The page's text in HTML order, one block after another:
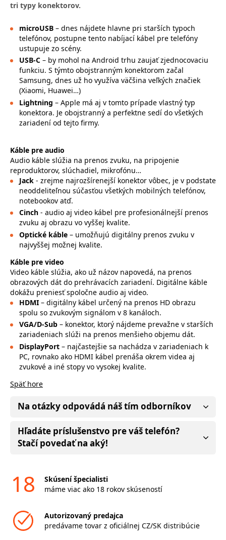
tri typy konektorov.
microUSB – dnes nájdete hlavne pri starších typoch
telefónov, postupne tento nabíjací kábel pre telefóny
ustupuje zo scény.
USB-C – by mohol na Android trhu zaujať zjednocovaciu
funkciu. S týmto obojstranným konektorom začal
Samsung, dnes už ho využíva väčšina veľkých značiek
(Xiaomi, Huawei…)
Lightning – Apple má aj v tomto prípade vlastný typ
konektora. Je obojstranný a perfektne sedí do všetkých
zariadení od tejto firmy.
Káble pre audio
Audio káble slúžia na prenos zvuku, na pripojenie
reproduktorov, slúchadiel, mikrofónu…
Jack - zrejme najrozšírenejší konektor vôbec, je v podstate
neoddeliteľnou súčasťou všetkých mobilných telefónov,
notebookov atď.
Cinch - audio aj video kábel pre profesionálnejší prenos
zvuku aj obrazu vo vyššej kvalite.
Optické káble – umožňujú digitálny prenos zvuku v
najvyššej možnej kvalite.
Káble pre video
Video káble slúžia, ako už názov napovedá, na prenos
obrazových dát do prehrávacích zariadení. Digitálne káble
dokážu preniesť spoločne audio aj video.
HDMI – digitálny kábel určený na prenos HD obrazu
spolu so zvukovým signálom v 8 kanáloch.
VGA/D-Sub – konektor, ktorý nájdeme prevažne v starších
zariadeniach slúži na prenos menšieho objemu dát.
DisplayPort – najčastejšie sa nachádza v zariadeniach k
PC, rovnako ako HDMI kábel prenáša okrem videa aj
zvukové a iné stopy vo vysokej kvalite.
Späť hore
Na otázky odpovádá náš tím odborníkov
Hľadáte príslušenstvo pre váš telefón?
Stačí povedať na aký!
18
Skúsení špecialisti
máme viac ako 18 rokov skúseností
Autorizovaný predajca
predávame tovar z oficiálnej CZ/SK distribúcie